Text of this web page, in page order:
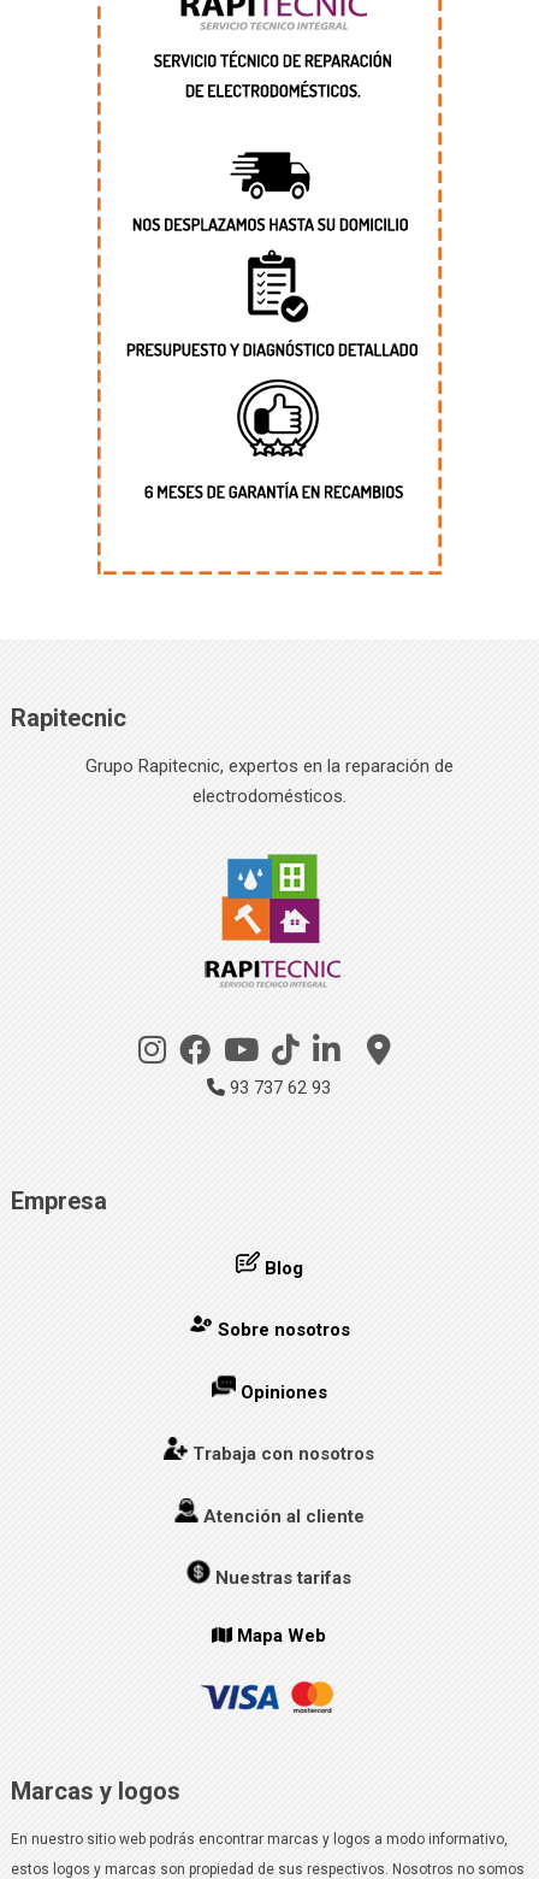
Rapitecnic
Grupo Rapitecnic, expertos en la reparación de
electrodomésticos.
93 737 62 93
Empresa
Blog
Sobre nosotros
Opiniones
Trabaja con nosotros
Atención al cliente
Nuestras tarifas
Mapa Web
Marcas y logos
En nuestro sitio web podrás encontrar marcas y logos a modo informativo,
estos logos y marcas son propiedad de sus respectivos. Nosotros no somos